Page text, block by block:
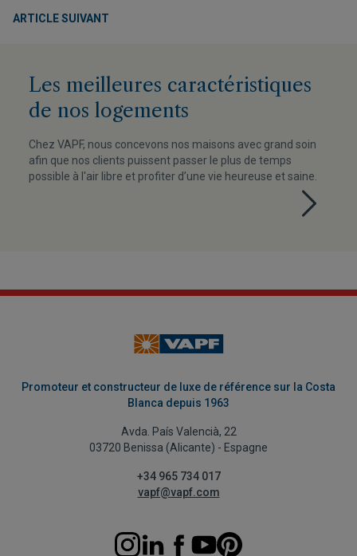
ARTICLE SUIVANT
Les meilleures caractéristiques
de nos logements
Chez VAPF, nous concevons nos maisons avec grand soin
afin que nos clients puissent passer le plus de temps
possible à l'air libre et profiter d’une vie heureuse et saine.
Promoteur et constructeur de luxe de référence sur la Costa
Blanca depuis 1963
Avda. País Valencià, 22
03720 Benissa (Alicante) - Espagne
+34 965 734 017
vapf@vapf.com